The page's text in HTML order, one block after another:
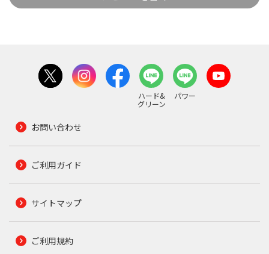
ハード&
グリーン
パワー
お問い合わせ
ご利用ガイド
サイトマップ
ご利用規約